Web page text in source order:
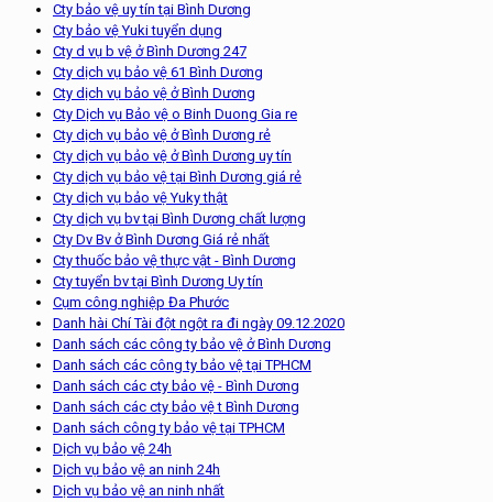
Cty bảo vệ uy tín tại Bình Dương
Cty bảo vệ Yuki tuyển dụng
Cty d vụ b vệ ở Bình Dương 247
Cty dịch vụ bảo vệ 61 Bình Dương
Cty dịch vụ bảo vệ ở Bình Dương
Cty Dịch vụ Bảo vệ o Binh Duong Gia re
Cty dịch vụ bảo vệ ở Bình Dương rẻ
Cty dịch vụ bảo vệ ở Bình Dương uy tín
Cty dịch vụ bảo vệ tại Bình Dương giá rẻ
Cty dịch vụ bảo vệ Yuky thật
Cty dịch vụ bv tại Bình Dương chất lượng
Cty Dv Bv ở Bình Dương Giá rẻ nhất
Cty thuốc bảo vệ thực vật - Bình Dương
Cty tuyển bv tại Bình Dương Uy tín
Cụm công nghiệp Đa Phước
Danh hài Chí Tài đột ngột ra đi ngày 09.12.2020
Danh sách các công ty bảo vệ ở Bình Dương
Danh sách các công ty bảo vệ tại TPHCM
Danh sách các cty bảo vệ - Bình Dương
Danh sách các cty bảo vệ t Bình Dương
Danh sách công ty bảo vệ tại TPHCM
Dịch vụ bảo vệ 24h
Dịch vụ bảo vệ an ninh 24h
Dịch vụ bảo vệ an ninh nhất